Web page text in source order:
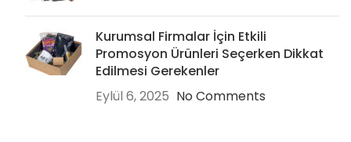
Kurumsal Firmalar İçin Etkili
Promosyon Ürünleri Seçerken Dikkat
Edilmesi Gerekenler
Eylül 6, 2025 No Comments